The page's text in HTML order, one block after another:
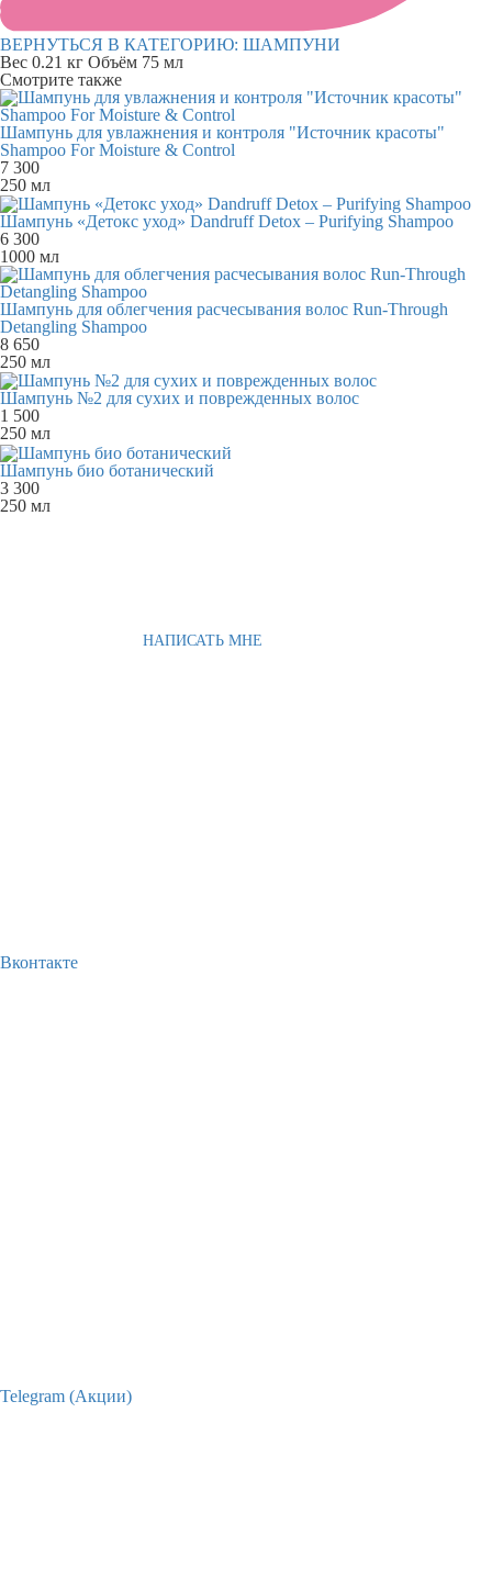
ВЕРНУТЬСЯ В КАТЕГОРИЮ: ШАМПУНИ
Вес 0.21 кг Объём 75 мл
Смотрите также
Шампунь для увлажнения и контроля "Источник красоты"
Shampoo For Moisture & Control
7 300
250 мл
Шампунь «Детокс уход» Dandruff Detox – Purifying Shampoo
6 300
1000 мл
Шампунь для облегчения расчесывания волос Run-Through
Detangling Shampoo
8 650
250 мл
Шампунь №2 для сухих и поврежденных волос
1 500
250 мл
Шампунь био ботанический
3 300
250 мл
НАПИСАТЬ МНЕ
Вконтакте
Telegram (Акции)